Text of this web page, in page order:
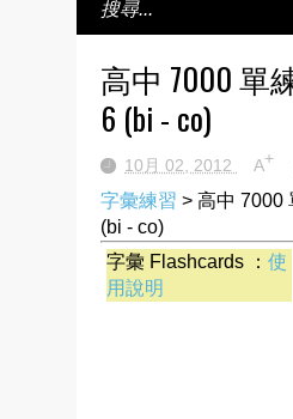
高中 7000 單
6 (bi - co)
10月 02, 2012 A+
字彙練習 > 高中 7000
(bi - co)
字彙 Flashcards ： 使
用說明